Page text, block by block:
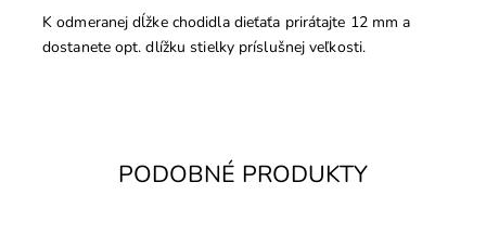
K odmeranej dĺžke chodidla dieťaťa prirátajte 12 mm a
dostanete opt. dlížku stielky príslušnej veľkosti.
PODOBNÉ PRODUKTY